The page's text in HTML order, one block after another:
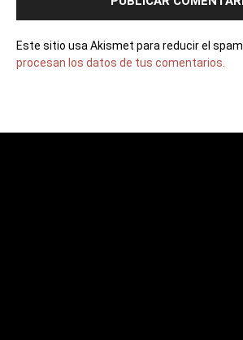
Este sitio usa Akismet para reducir el spam.
procesan los datos de tus comentarios.